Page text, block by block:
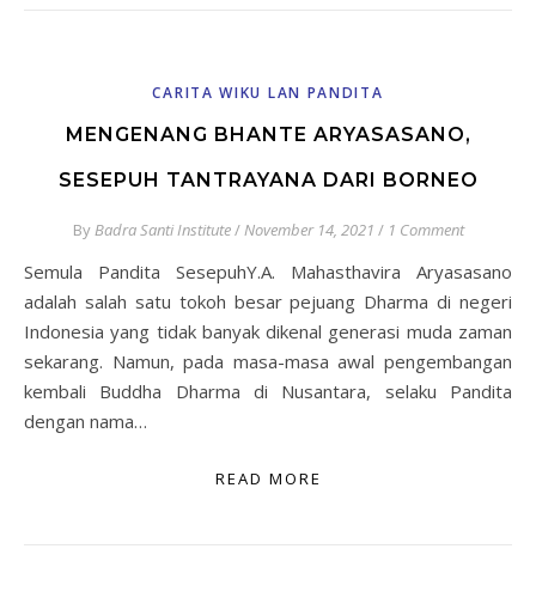
CARITA WIKU LAN PANDITA
MENGENANG BHANTE ARYASASANO,
SESEPUH TANTRAYANA DARI BORNEO
ByBadra Santi Institute/November 14, 2021 / 1 Comment
Semula Pandita SesepuhY.A. Mahasthavira Aryasasano
adalah salah satu tokoh besar pejuang Dharma di negeri
Indonesia yang tidak banyak dikenal generasi muda zaman
sekarang. Namun, pada masa-masa awal pengembangan
kembali Buddha Dharma di Nusantara, selaku Pandita
dengan nama…
READ MORE